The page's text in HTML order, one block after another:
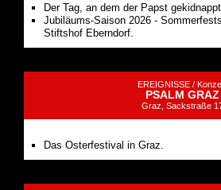
Der Tag, an dem der Papst
Jubiläums-Saison 2026 -
Stiftshof Eberndorf.
EREIGNISSE /
PSALM GRAZ
Graz, Sackstraße
Das Osterfestival in Graz.